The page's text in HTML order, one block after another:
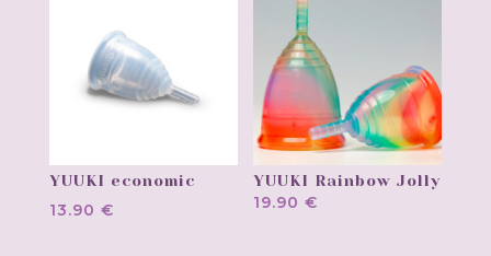
YUUKI economic
13.90 €
YUUKI Rainbow Jolly
19.90€